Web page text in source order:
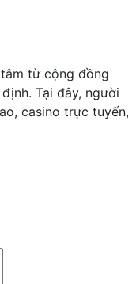
từ cộng đồng
Tại đây, người
casino trực tuyến,